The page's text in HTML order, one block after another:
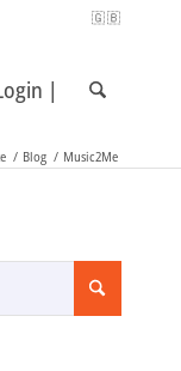
🇬🇧
|
/ Blog / Music2Me